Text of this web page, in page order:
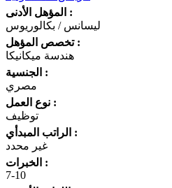
المؤهل الأدنى :
ليسانس / بكالوريوس
تخصص المؤهل :
هندسة ميكانيكا
الجنسية :
مصري
نوع العمل :
توظيف
الراتب المبدأي :
غير محدد
الخبرات :
7-10